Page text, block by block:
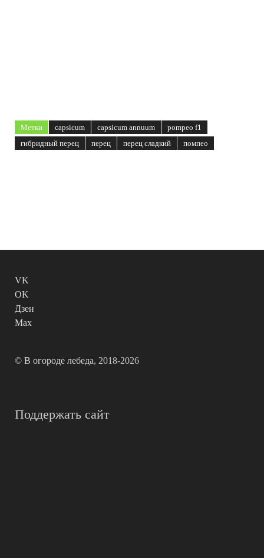
Метки capsicum capsicum annuum
pompeo f1
гибридный перец
перец перец сладкий помпео
VK
OK
Дзен
Max
© В огороде лебеда, 2018-2026
Поддержать сайт